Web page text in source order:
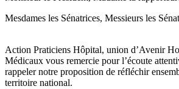
Mesdames les Sénatrices, Messieurs les
Action Praticiens Hôpital, union d’Avenir
Médicaux vous remercie pour l’écoute
rappeler notre proposition de réfléchir
territoire national.